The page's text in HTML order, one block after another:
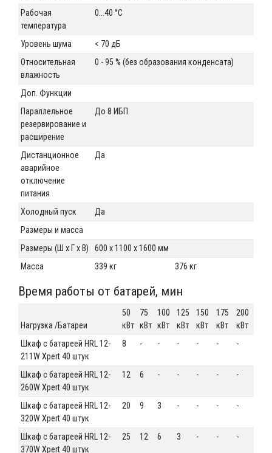
Рабочая
температура
0...40 °C
Уровень шума
< 70 дБ
Относительная
влажность
0 - 95 % (без образования конденсата)
Доп. Функции
Параллельное
резервирование и
расширение
До 8 ИБП
Дистанционное
аварийное
отключение
питания
Да
Холодный пуск
Да
Размеры и масса
Размеры (Ш х Г х В)
600 х 1100 х 1600 мм
Масса
339 кг 376 кг
Время работы от батарей, мин
Нагрузка /Батареи
50
кВт
75
кВт
100
кВт
125
кВт
150
кВт
175
кВт
200
кВт
Шкаф с батареей HRL 12-
211W Xpert 40 штук
8 - - - - - -
Шкаф с батареей HRL 12-
260W Xpert 40 штук
12 6 - - - - -
Шкаф с батареей HRL 12-
320W Xpert 40 штук
20 9 3 - - - -
Шкаф с батареей HRL 12-
370W Xpert 40 штук
25 12 6 3 - - -